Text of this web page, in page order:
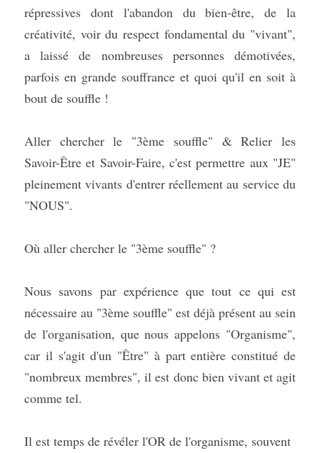
répressives dont l'abandon du bien-être, de la
créativité, voir du respect fondamental du "vivant",
a laissé de nombreuses personnes démotivées,
parfois en grande souffrance et quoi qu'il en soit à
bout de souffle !
Aller chercher le "3ème souffle" & Relier les
Savoir-Être et Savoir-Faire, c'est permettre aux "JE"
pleinement vivants d'entrer réellement au service du
"NOUS".
Où aller chercher le "3ème souffle" ?
Nous savons par expérience que tout ce qui est
nécessaire au "3ème souffle" est déjà présent au sein
de l'organisation, que nous appelons "Organisme",
car il s'agit d'un "Être" à part entière constitué de
"nombreux membres", il est donc bien vivant et agit
comme tel.
Il est temps de révéler l'OR de l'organisme, souvent